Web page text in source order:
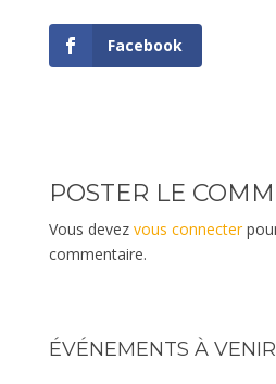
Facebook
POSTER LE
Vous devez vous connecter
commentaire.
ÉVÉNEMENTS À VENIR